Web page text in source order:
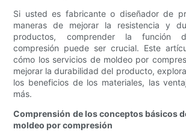
Si usted es fabricante o diseñador de
maneras de mejorar la resistencia y
productos, comprender la función
compresión puede ser crucial. Este
cómo los servicios de moldeo por
mejorar la durabilidad del producto,
los beneficios de los materiales, las
más.
Comprensión de los conceptos básicos
moldeo por compresión